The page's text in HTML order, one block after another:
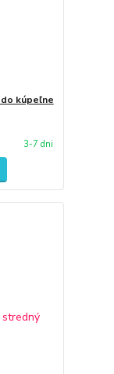
kúpeľne
3-7 dni